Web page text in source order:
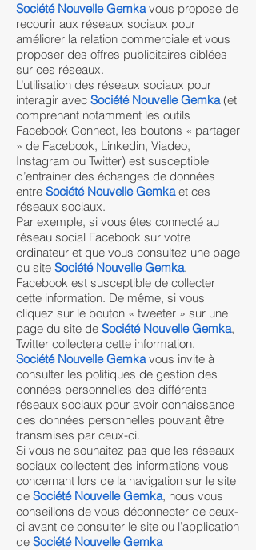
Société Nouvelle Gemkavous propose de
recourir aux réseaux sociaux pour
améliorer la relation commerciale et vous
proposer des offres publicitaires ciblées
sur ces réseaux.
L’utilisation des réseaux sociaux pour
interagir avec Société Nouvelle Gemka(et
comprenant notamment les outils
Facebook Connect, les boutons « partager
» de Facebook, Linkedin, Viadeo,
Instagram ou Twitter) est susceptible
d’entrainer des échanges de données
entre Société Nouvelle Gemkaet ces
réseaux sociaux.
Par exemple, si vous êtes connecté au
réseau social Facebook sur votre
ordinateur et que vous consultez une page
du site Société Nouvelle Gemka,
Facebook est susceptible de collecter
cette information. De même, si vous
cliquez sur le bouton « tweeter » sur une
page du site de Société Nouvelle Gemka,
Twitter collectera cette information.
Société Nouvelle Gemka vous invite à
consulter les politiques de gestion des
données personnelles des différents
réseaux sociaux pour avoir connaissance
des données personnelles pouvant être
transmises par ceux-ci.
Si vous ne souhaitez pas que les réseaux
sociaux collectent des informations vous
concernant lors de la navigation sur le site
de Société Nouvelle Gemka, nous vous
conseillons de vous déconnecter de ceux-
ci avant de consulter le site ou l’application
de Société Nouvelle Gemka